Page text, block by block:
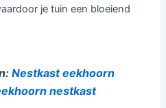
je tuin een bloeiend
Nestkast eekhoorn
nestkast